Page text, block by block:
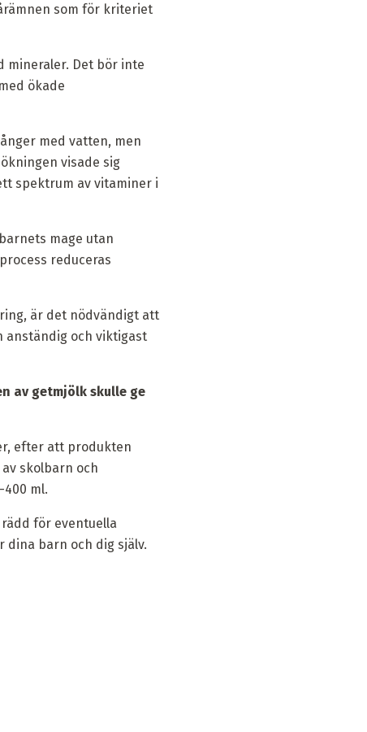
som för kriteriet
mineraler. Det bör inte
ökade
med vatten, men
visade sig
spektrum av vitaminer i
mage utan
reduceras
är det nödvändigt att
anständig och viktigast
av getmjölk skulle ge
efter att produkten
skolbarn och
ml.
för eventuella
barn och dig själv.